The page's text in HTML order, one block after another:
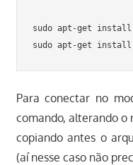
sudo apt-get install
Para conectar no
comando, alterando o
copiando antes o
(aí nesse caso não